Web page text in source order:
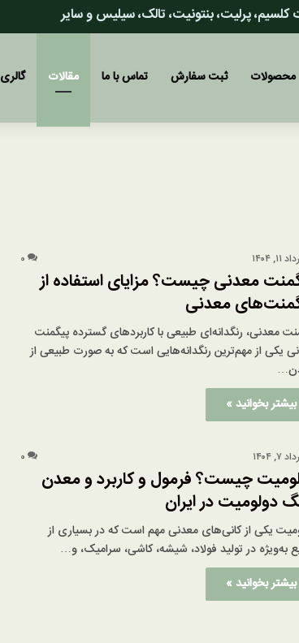
کلسیم، پرلیت، بنتونیت، تالک، سیلیس و سایر
محصولات ثبت سفارش تماس با ما مقالات گالری
۱۴۰۴ ۰
معدنی چیست؟ مزایای استفاده از
معدنی
معدنی، رنگدانه‌ای طبیعی با کاربردهای گسترده پیگمنت
یکی از مهم‌ترین رنگدانه‌هایی است که به صورت طبیعی از
بیشتر بخوانید »
۷, ۱۴۰۴ ۰
چیست؟ فرمول و کاربرد و معدن
دولومیت در ایران
یکی از کانی‌های معدنی مهم است که در بسیاری از
به‌ویژه در تولید فولاد، شیشه، کاشی، سرامیک، و…
بیشتر بخوانید »